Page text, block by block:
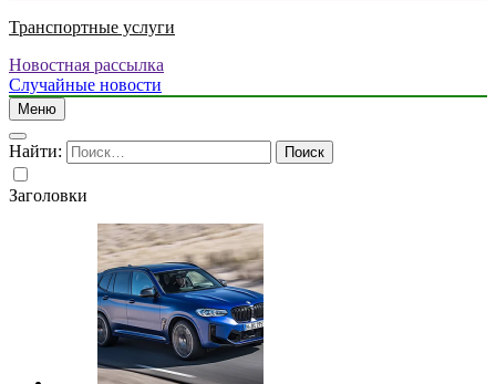
Транспортные услуги
Новостная рассылка
Случайные новости
Меню
Найти:
Заголовки